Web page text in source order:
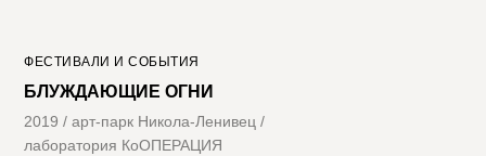
БЛУЖДАЮЩИЕ ОГНИ
2019 / арт-парк Никола-Ленивец /
лаборатория КоОПЕРАЦИЯ
ФЕСТИВАЛИ И СОБЫТИЯ